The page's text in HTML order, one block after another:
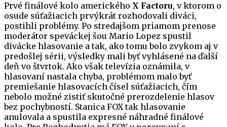
Prvé finálové kolo amerického X Factoru, v ktorom o
osude súťažiacich prvýkrát rozhodovali diváci,
postihli problémy. Po stredajšom priamom prenose
moderátor speváckej šou Mario Lopez spustil
divácke hlasovanie a tak, ako tomu bolo zvykom aj v
predošlej sérii, výsledky mali byť vyhlásené na ďalší
deň vo štvrtok. Ako však televízia oznámila, v
hlasovaní nastala chyba, problémom malo byť
premiešanie hlasovacích čísel súťažiacich, čím
nebolo možné zistiť skutočné prerozdelenie hlasov
bez pochybností. Stanica FOX tak hlasovanie
anulovala a spustila expresné náhradné finálové